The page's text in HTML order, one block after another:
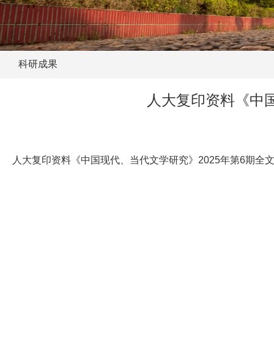
科研成果
人大复印资料《中
人大复印资料《中国现代、当代文学研究》2025年第6期